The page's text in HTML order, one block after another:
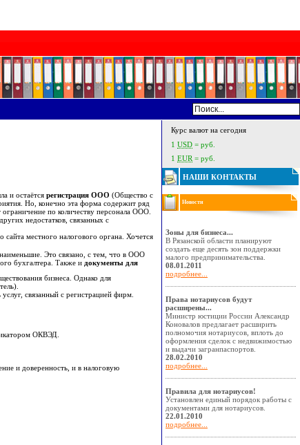
и остаётся регистрация ООО (Общество с
Но, конечно эта форма содержит ряд
по количеству персонала ООО.
недостатков, связанных с
местного налогового органа. Хочется
Это связано, с тем, что в ООО
бухгалтера. Также и документы для
бизнеса. Однако для
связанный с регистрацией фирм.
ОКВЭД.
и доверенность, и в налоговую
Курс валют на сегодня
1USD = руб.
1EUR = руб.
НАШИ КОНТАКТЫ
Новости
Зоны для бизнеса...
В Рязанской области планируют
создать еще десять зон поддержки
малого предпринимательства.
08.01.2011
подробнее...
Права нотариусов будут
расширены...
Министр юстиции России Александр
Коновалов предлагает расширить
полномочия нотариусов, вплоть до
оформления сделок с недвижимостью
и выдачи загранпаспортов.
28.02.2010
подробнее...
Правила для нотариусов!
Установлен единый порядок работы с
документами для нотариусов.
22.01.2010
подробнее...